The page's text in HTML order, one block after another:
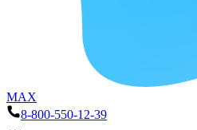
MAX
8-800-550-12-39